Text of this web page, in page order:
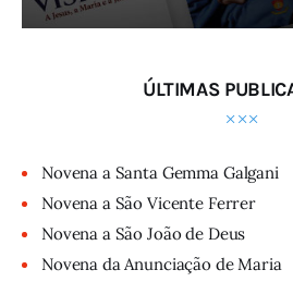
ÚLTIMAS
Novena a Santa Gemma Galgani
Novena a São Vicente Ferrer
Novena a São João de Deus
Novena da Anunciação de Maria